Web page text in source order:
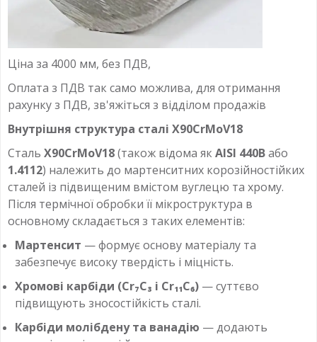
Ціна за 4000 мм, без ПДВ,
Оплата з ПДВ так само можлива, для отримання
рахунку з ПДВ, зв'яжіться з відділом продажів
Внутрішня структура сталі X90CrMoV18
Сталь X90CrMoV18(також відома як AISI 440Bабо
1.4112) належить до мартенситних корозійностійких
сталей із підвищеним вмістом вуглецю та хрому.
Після термічної обробки її мікроструктура в
основному складається з таких елементів:
Мартенсит — формує основу матеріалу та
забезпечує високу твердість і міцність.
Хромові карбіди (Cr₇C₃ і Cr₁₁C₆) — суттєво
підвищують зносостійкість сталі.
Карбіди молібдену та ванадію — додають